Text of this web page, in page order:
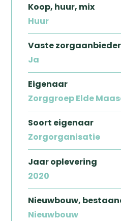
Koop, huur, mix
Huur
Vaste
Ja
Eigenaar
Zorggroep Elde
Soort eigenaar
Zorgorganisatie
Jaar oplevering
2020
Nieuwbouw,
Nieuwbouw